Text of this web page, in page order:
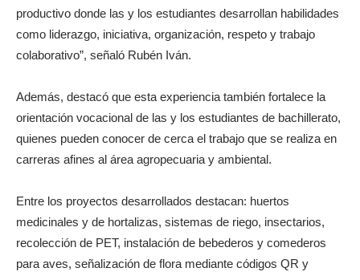
productivo donde las y los estudiantes desarrollan habilidades
como liderazgo, iniciativa, organización, respeto y trabajo
colaborativo”, señaló Rubén Iván.
Además, destacó que esta experiencia también fortalece la
orientación vocacional de las y los estudiantes de bachillerato,
quienes pueden conocer de cerca el trabajo que se realiza en
carreras afines al área agropecuaria y ambiental.
Entre los proyectos desarrollados destacan: huertos
medicinales y de hortalizas, sistemas de riego, insectarios,
recolección de PET, instalación de bebederos y comederos
para aves, señalización de flora mediante códigos QR y